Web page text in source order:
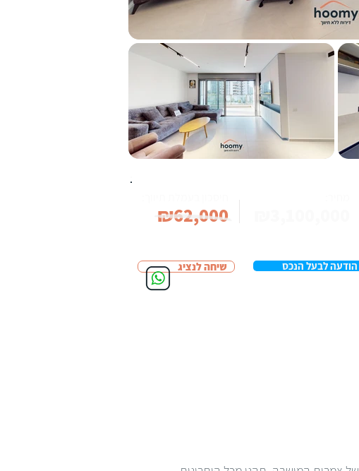
₪62,000
הודעה לבעל הנכס שיחה לנציג